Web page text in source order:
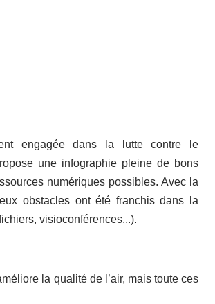
engagée dans la lutte contre le
une infographie pleine de bons
numériques possibles. Avec la
obstacles ont été franchis dans la
visioconférences...).
la qualité de l’air, mais toute ces